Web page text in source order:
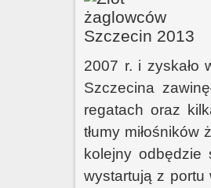
2007 r. i zyskało
Szczecina
regatach oraz
tłumy
kolejny
wystartują z portu